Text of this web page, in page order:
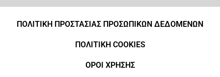
ΠΟΛΙΤΙΚΗ ΠΡΟΣΤΑΣΙΑΣ ΠΡΟΣΩΠΙΚΩΝ ΔΕΔΟΜΕΝΩΝ
ΠΟΛΙΤΙΚΗ COOKIES
ΟΡΟΙ ΧΡΗΣΗΣ